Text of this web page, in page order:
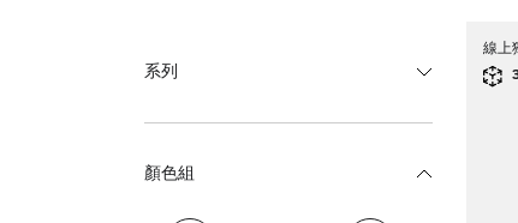
系列
顏色組
線上